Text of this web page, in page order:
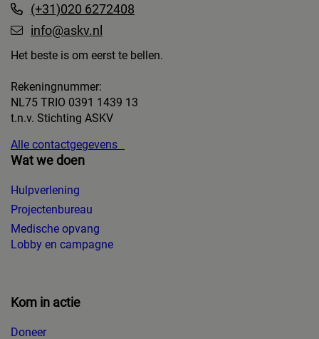
(+31)020 6272408
info@askv.nl
Het beste is om eerst te bellen.
Rekeningnummer:
NL75 TRIO 0391 1439 13
t.n.v. Stichting ASKV
Alle contactgegevens
Wat we doen
Hulpverlening
Projectenbureau
Medische opvang
Lobby en campagne
Kom in actie
Doneer